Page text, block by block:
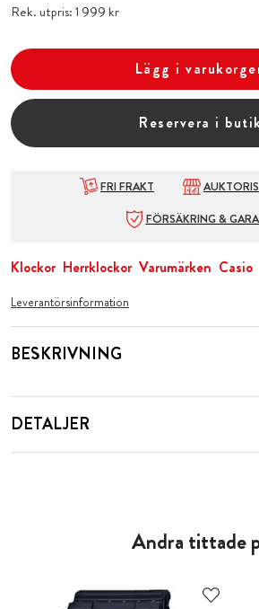
Rek. utpris:Pris:1 999 kr
1 999 kr
Lägg i
Reservera i
FRI FRAKT
FÖRSÄKRING &
Klockor Herrklockor Varumärken Casio
Leverantörsinformation
BESKRIVNING
DETALJER
Andra tittade